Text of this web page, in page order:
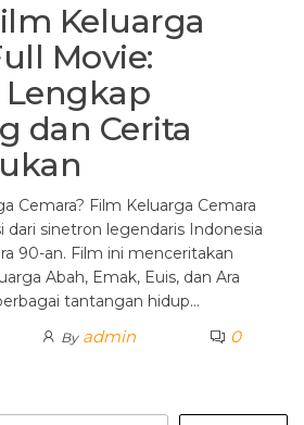
Keluarga
Movie:
dan Cerita
Cemara? Film Keluarga Cemara
dari sinetron legendaris Indonesia
90-an. Film ini menceritakan
Abah, Emak, Euis, dan Ara
tantangan hidup…
By admin 0